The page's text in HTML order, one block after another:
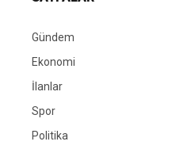
Gündem
Ekonomi
İlanlar
Spor
Politika